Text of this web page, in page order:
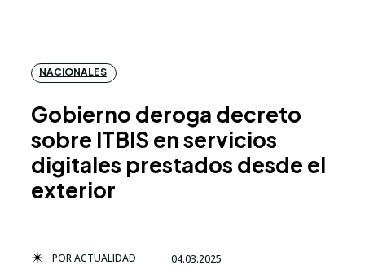
NACIONALES
Gobierno deroga decreto
sobre ITBIS en servicios
digitales prestados desde el
exterior
PORACTUALIDAD 04.03.2025